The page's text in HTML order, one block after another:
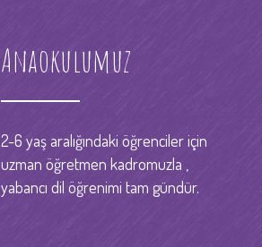
Anaokulumuz
2-6 yaş aralığındaki öğrenciler için
uzman öğretmen kadromuzla ,
yabancı dil öğrenimi tam gündür.